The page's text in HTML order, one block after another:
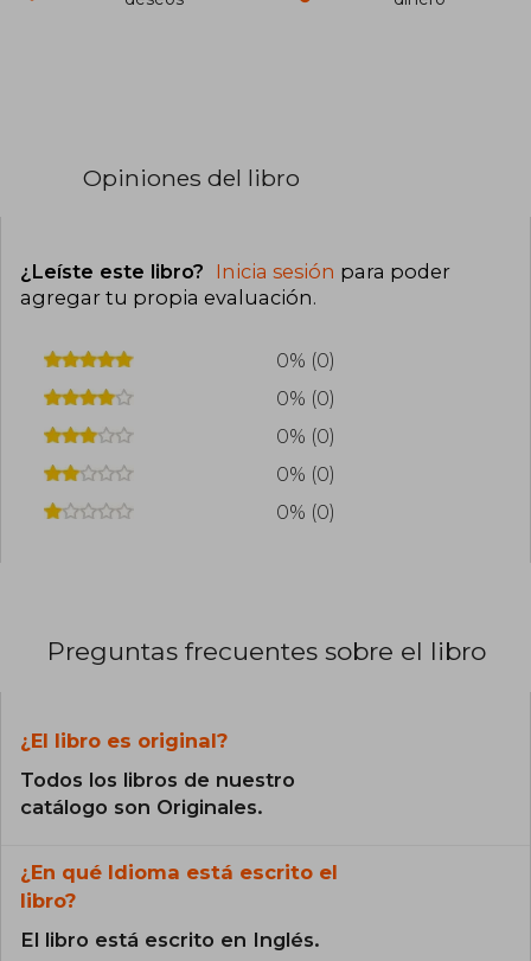
Opiniones del libro
¿Leíste este libro? Inicia sesión para poder
agregar tu propia evaluación.
0% (0)
0% (0)
0% (0)
0% (0)
0% (0)
Preguntas frecuentes sobre el libro
¿El libro es original?
Todos los libros de nuestro
catálogo son Originales.
¿En qué Idioma está escrito el
libro?
El libro está escrito en Inglés.